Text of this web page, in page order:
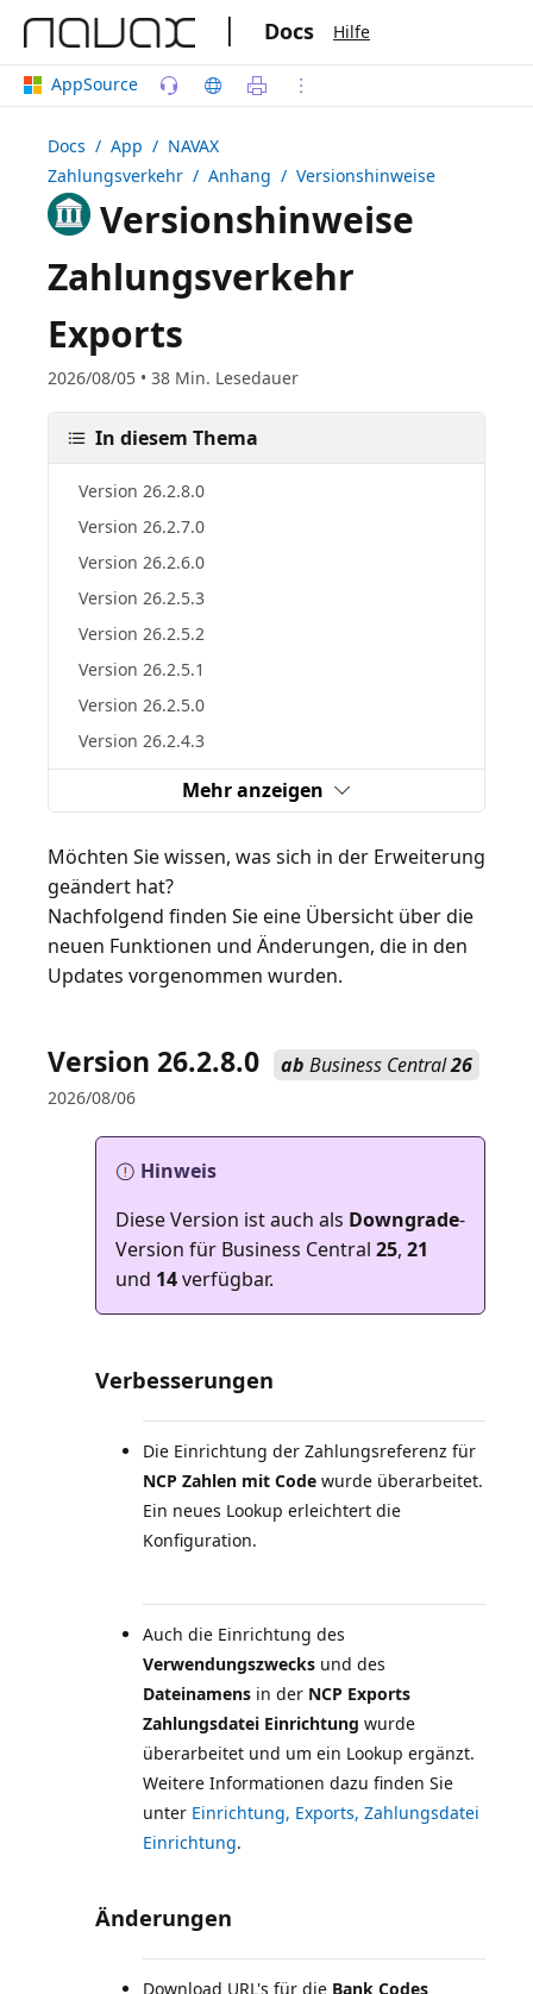
| Docs Hilfe
AppSource
Docs / App / NAVAX
Zahlungsverkehr / Anhang / Versionshinweise
Versionshinweise
Zahlungsverkehr
Exports
2026/08/05 • 38 Min. Lesedauer
In diesem Thema
Version 26.2.8.0
Version 26.2.7.0
Version 26.2.6.0
Version 26.2.5.3
Version 26.2.5.2
Version 26.2.5.1
Version 26.2.5.0
Version 26.2.4.3
Mehr anzeigen
Möchten Sie wissen, was sich in der Erweiterung
geändert hat?
Nachfolgend finden Sie eine Übersicht über die
neuen Funktionen und Änderungen, die in den
Updates vorgenommen wurden.
Version 26.2.8.0 ab Business Central26
2026/08/06
Hinweis
Diese Version ist auch als Downgrade-
Version für Business Central 25, 21
und 14verfügbar.
Verbesserungen
Die Einrichtung der Zahlungsreferenz für
NCP Zahlen mit Code wurde überarbeitet.
Ein neues Lookup erleichtert die
Auch die Einrichtung des
Verwendungszwecks und des
Dateinamens in der NCP Exports
Zahlungsdatei Einrichtung wurde
überarbeitet und um ein Lookup ergänzt.
Weitere Informationen dazu finden Sie
unter Einrichtung, Exports, Zahlungsdatei
Einrichtung
Änderungen
Download URL's für die Bank Codes